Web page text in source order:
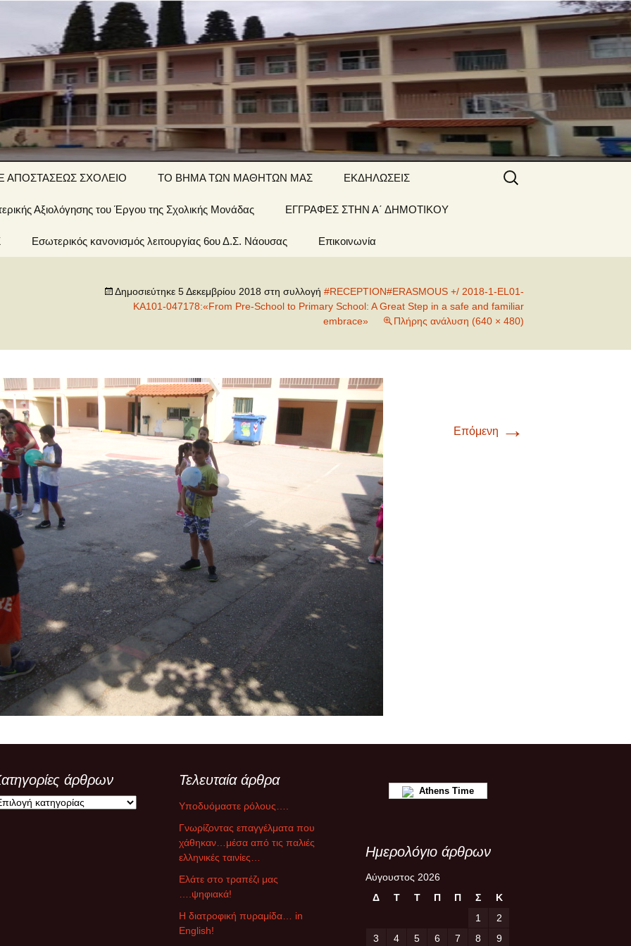
ΣΧΟΛΕΙΟ ΝΑΟΥΣΑΣ
ΑΠΟΣΤΑΣΕΩΣ ΣΧΟΛΕΙΟ
τάξη… εξ
τάξη… εξ
τάξη… εξ
τάξη… εξ
εξ αποστάσεως
εξ
εξ
στήριξη…
αποστάσεως
εξ
εξ
Ένταξης… εξ
ΤΟ ΒΗΜΑ ΤΩΝ ΜΑΘΗΤΩΝ ΜΑΣ
Αινίγματα-
ΕΚΔΗΛΩΣΕΙΣ
Γιορτές –
Αξιολόγησης του Έργου της Σχολικής Μονάδας ΕΓΓΡΑΦΕΣ ΣΤΗΝ Α΄ ΔΗΜΟΤΙΚΟΥ
Εσωτερικός κανονισμός λειτουργίας 6ου Δ.Σ. Νάουσας Επικοινωνία
Αναζήτηση
για:
Δημοσιεύτηκε 5 Δεκεμβρίου 2018 στη συλλογή #RECEPTION#ERASMOUS +/ 2018-1-EL01-
KA101-047178:«From Pre-School to Primary School: A Great Step in a safe and familiar
embrace»
Πλήρης ανάλυση (640 × 480)
Επόμενη →
άρθρων Τελευταία άρθρα
Υποδυόμαστε ρόλους….
Γνωρίζοντας επαγγέλματα που
χάθηκαν…μέσα από τις παλιές
ελληνικές ταινίες…
Ελάτε στο τραπέζι μας
….ψηφιακά!
Η διατροφική πυραμίδα… in
English!
Athens Time
Ημερολόγιο άρθρων
Αύγουστος 2026
Δ
Τ Τ Π Π Σ
Κ
1
2
3
4 5 6 7 8 9